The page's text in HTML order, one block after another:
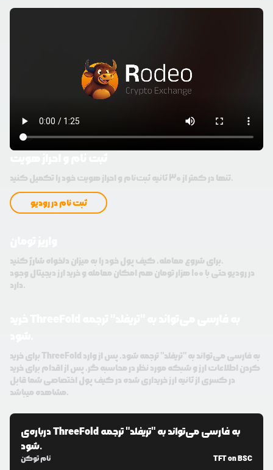
تنها در کمتر از 30 ثانیه ثبت‌نام و احراز هویت خود را تکمیل کنید.
ثبت نام در رودیو
برای شروع معامله، کیف پول خود را به میزان دلخواه شارژ کنید.
در رودیو حتی با 100 هزار تومان هم امکان معامله و خرید ارز دیجیتال وجود
دارد.
برای خرید ThreeFold به فارسی می‌تواند به "تریفلد" ترجمه شود. پس از وارد
کردن اطلاعات ارز و شبکه مورد نظر در محاسبه گر، پس از اقدام برای خرید
در کسری از ثانیه ارز خریداری شده در کیف پول اختصاصی شما قابل
مشاهده میباشد.
ThreeFold به فارسی می‌تواند به "تریفلد" ترجمه
شود.
نام توکن
TFT on BSC